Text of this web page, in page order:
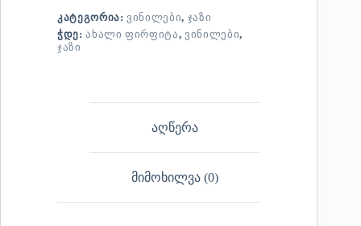
ᲙᲐᲢᲔᲒᲝᲠᲘᲐ:ᲕᲘᲜᲘᲚᲔᲑᲘ, ᲯᲐᲖᲘ
ᲭᲓᲔ:ᲐᲮᲐᲚᲘ ᲤᲘᲠᲤᲘᲢᲐ,ᲕᲘᲜᲘᲚᲔᲑᲘ,
ᲯᲐᲖᲘ
აღწერა
მიმოხილვა (0)